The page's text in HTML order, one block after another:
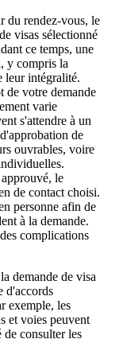
du rendez-vous, le
visas sélectionné
ce temps, une
y compris la
leur intégralité.
de votre demande
varie
s'attendre à un
de
ouvrables, voire
le
de contact choisi.
personne afin de
à la demande.
complications
demande de visa
d'accords
exemple, les
et voies peuvent
de consulter les